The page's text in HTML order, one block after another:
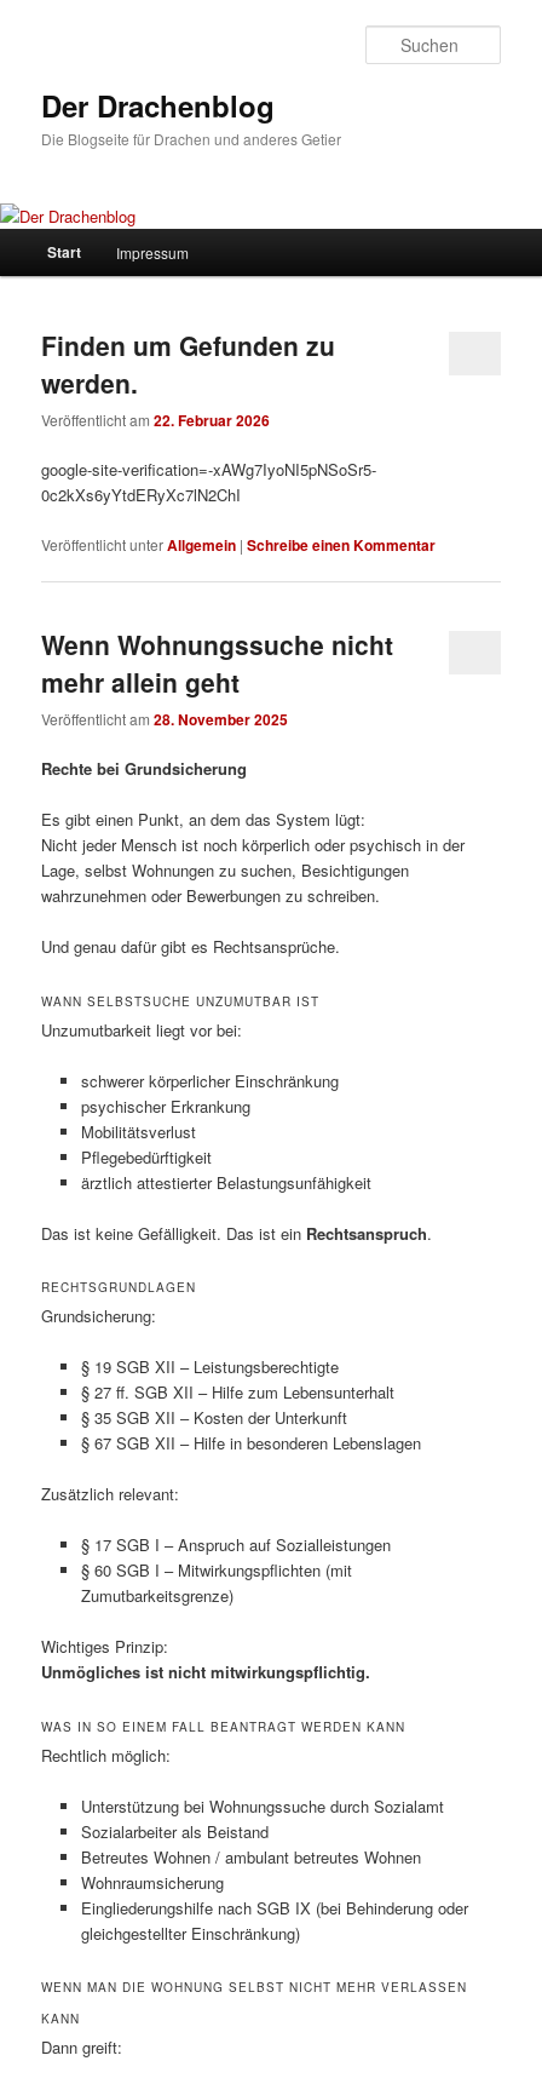
Der Drachenblog
Die Blogseite für Drachen und anderes Getier
Hauptmenü
Start Impressum
Finden um Gefunden zu
werden.
Veröffentlicht am22. Februar 2026
google-site-verification=-xAWg7IyoNI5pNSoSr5-
0c2kXs6yYtdERyXc7lN2ChI
Veröffentlicht unterAllgemein |Schreibe einen Kommentar
Wenn Wohnungssuche nicht
mehr allein geht
Veröffentlicht am28. November 2025
Rechte bei Grundsicherung
Es gibt einen Punkt, an dem das System lügt:
Nicht jeder Mensch ist noch körperlich oder psychisch in der
Lage, selbst Wohnungen zu suchen, Besichtigungen
wahrzunehmen oder Bewerbungen zu schreiben.
Und genau dafür gibt es Rechtsansprüche.
WANN SELBSTSUCHE UNZUMUTBAR IST
Unzumutbarkeit liegt vor bei:
schwerer körperlicher Einschränkung
psychischer Erkrankung
Mobilitätsverlust
Pflegebedürftigkeit
ärztlich attestierter Belastungsunfähigkeit
Das ist keine Gefälligkeit. Das ist ein Rechtsanspruch.
RECHTSGRUNDLAGEN
Grundsicherung:
§ 19 SGB XII – Leistungsberechtigte
§ 27 ff. SGB XII – Hilfe zum Lebensunterhalt
§ 35 SGB XII – Kosten der Unterkunft
§ 67 SGB XII – Hilfe in besonderen Lebenslagen
Zusätzlich relevant:
§ 17 SGB I – Anspruch auf Sozialleistungen
§ 60 SGB I – Mitwirkungspflichten (mit
Zumutbarkeitsgrenze)
Wichtiges Prinzip:
Unmögliches ist nicht mitwirkungspflichtig.
WAS IN SO EINEM FALL BEANTRAGT WERDEN KANN
Rechtlich möglich:
Unterstützung bei Wohnungssuche durch Sozialamt
Sozialarbeiter als Beistand
Betreutes Wohnen / ambulant betreutes Wohnen
Wohnraumsicherung
Eingliederungshilfe nach SGB IX (bei Behinderung oder
gleichgestellter Einschränkung)
WENN MAN DIE WOHNUNG SELBST NICHT MEHR VERLASSEN
KANN
Dann greift: